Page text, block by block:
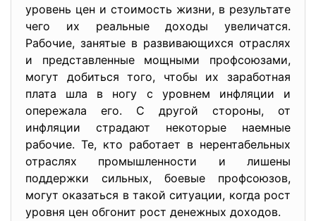
уровень цен и стоимость жизни, в результате
чего их реальные доходы увеличатся.
Рабочие, занятые в развивающихся отраслях
и представленные мощными профсоюзами,
могут добиться того, чтобы их заработная
плата шла в ногу с уровнем инфляции и
опережала его. С другой стороны, от
инфляции страдают некоторые наемные
рабочие. Те, кто работает в нерентабельных
отраслях промышленности и лишены
поддержки сильных, боевые профсоюзов,
могут оказаться в такой ситуации, когда рост
уровня цен обгонит рост денежных доходов.